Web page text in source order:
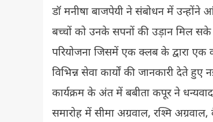
डॉ मनीषा बाजपेयी ने संबोधन में
बच्चों को उनके सपनों की उड़ान मिल
परियोजना जिसमें एक क्लब के द्वारा एक
विभिन्न सेवा कार्यों की जानकारी देते हुए
कार्यक्रम के अंत में बबीता कपूर ने धन्यवाद
समारोह में सीमा अग्रवाल, रश्मि